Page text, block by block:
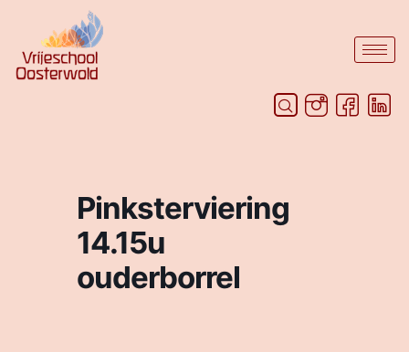
Pinksterviering
14.15u
ouderborrel